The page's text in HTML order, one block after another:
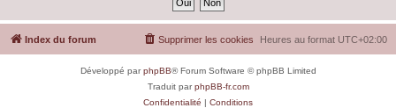
Index du forum Heures au format UTC+02:00
Supprimer les cookies
Développé parphpBB® Forum Software © phpBB Limited
Traduit parphpBB-fr.com
Confidentialité | Conditions